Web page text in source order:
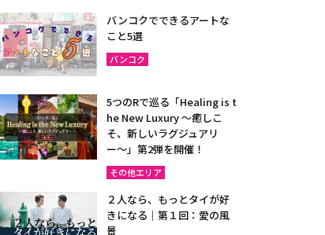
バンコクでできるアートな
こと5選
バンコク
5つのRで巡る「Healing is t
he New Luxury ～癒しこ
そ、新しいラグジュアリ
ー〜」第2弾を開催！
その他エリア
２人なら、もっとタイが好
きになる｜第１回：愛の風
景